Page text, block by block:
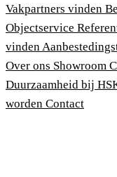
Vakpartners vinden
Objectservice
vinden
Over ons Showroom
Duurzaamheid bij
worden Contact